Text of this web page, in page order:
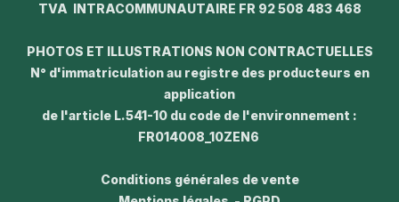
TVA INTRACOMMUNAUTAIRE FR 92 508 483 468
PHOTOS ET ILLUSTRATIONS NON CONTRACTUELLES
N° d'immatriculation au registre des producteurs en
application
de l'article L.541-10 du code de l'environnement :
FR014008_10ZEN6
Conditions générales de vente